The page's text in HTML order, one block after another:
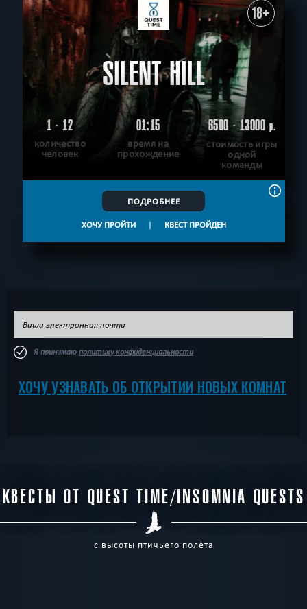
18+
SILENT HILL
1 - 12
количество
человек
01:15
время на
прохождение
6500 - 13000р.
стоимость игры
одной
команды
ПОДРОБНЕЕ
ХОЧУ ПРОЙТИ | КВЕСТ ПРОЙДЕН
Я принимаю политику конфиденциальности
ХОЧУ УЗНАВАТЬ ОБ ОТКРЫТИИ НОВЫХ КОМНАТ
КВЕСТЫ ОТ QUEST TIME/INSOMNIA QUESTS
с высоты птичьего полёта